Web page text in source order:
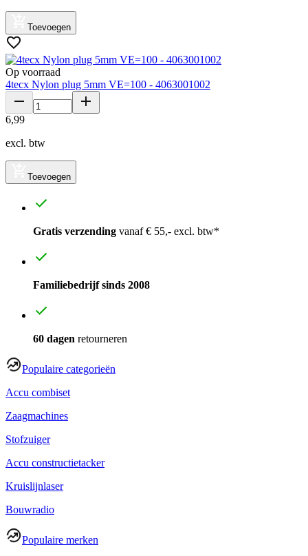
Toevoegen
Op voorraad
4tecx Nylon plug 5mm VE=100 - 4063001002
6,99
excl. btw
Toevoegen
Gratis verzending vanaf € 55,- excl. btw*
Familiebedrijf sinds 2008
60 dagen retourneren
Populaire categorieën
Accu combiset
Zaagmachines
Stofzuiger
Accu constructietacker
Kruislijnlaser
Bouwradio
Populaire merken